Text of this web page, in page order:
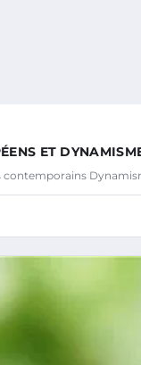
ET
contemporains